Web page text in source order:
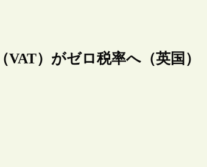
）がゼロ税率へ（英国）